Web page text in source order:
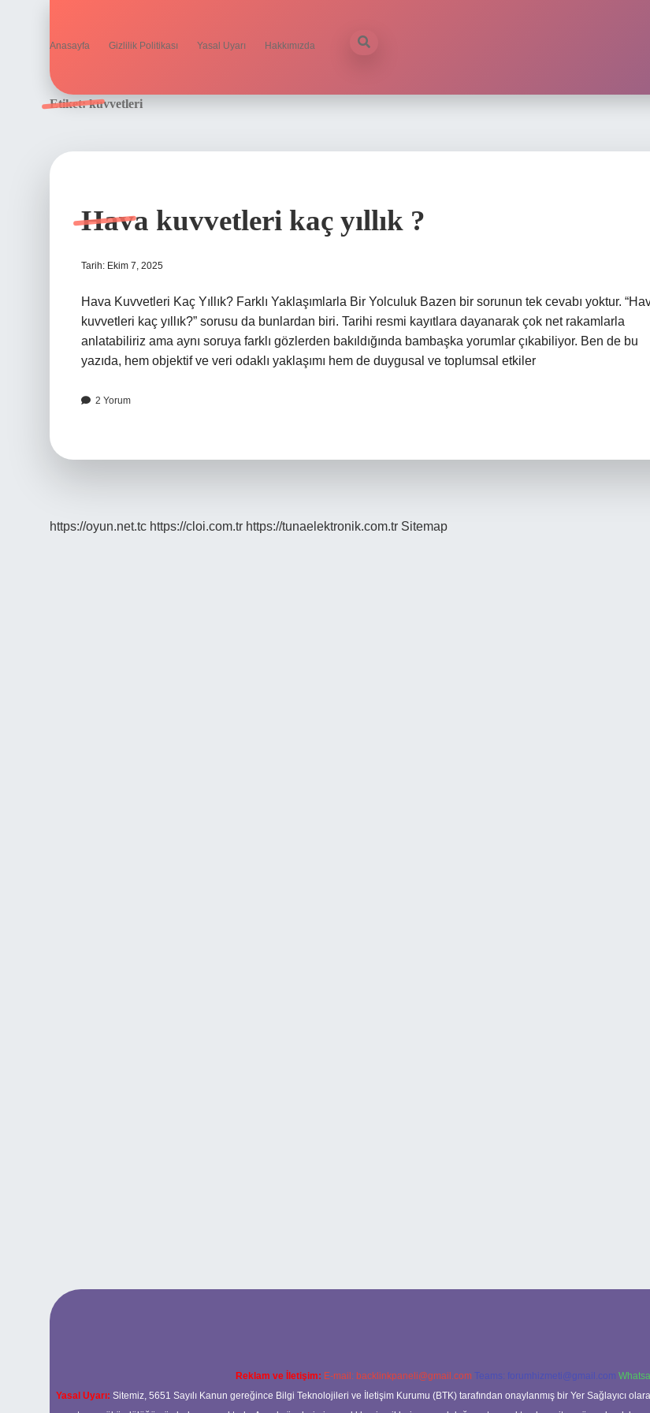
Anasayfa Gizlilik Politikası Yasal Uyarı Hakkımızda
Etiket:kuvvetleri
Hava kuvvetleri kaç yıllık ?
Tarih: Ekim 7, 2025
Hava Kuvvetleri Kaç Yıllık? Farklı Yaklaşımlarla Bir Yolculuk Bazen bir sorunun tek cevabı yoktur.
kuvvetleri kaç yıllık?” sorusu da bunlardan biri. Tarihi resmi kayıtlara dayanarak çok net rakamlarla
anlatabiliriz ama aynı soruya farklı gözlerden bakıldığında bambaşka yorumlar çıkabiliyor. Ben de bu
yazıda, hem objektif ve veri odaklı yaklaşımı hem de duygusal ve toplumsal etkiler
2 Yorum
https://oyun.net.tc https://cloi.com.tr https://tunaelektronik.com.tr Sitemap
Reklam ve İletişim: E-mail: backlinkpaneli@gmail.com Teams: forumhizmeti@gmail.com
Yasal Uyarı: Sitemiz, 5651 Sayılı Kanun gereğince Bilgi Teknolojileri ve İletişim Kurumu (BTK) tarafından onaylanmış bir Yer Sağlayıcı